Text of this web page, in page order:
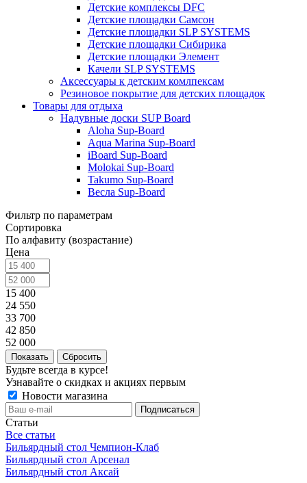
Детские комплексы DFC
Детские площадки Самсон
Детские площадки SLP SYSTEMS
Детские площадки Сибирика
Детские площадки Элемент
Качели SLP SYSTEMS
Аксессуары к детским комлпексам
Резиновое покрытие для детских площадок
Товары для отдыха
Надувные доски SUP Board
Aloha Sup-Board
Aqua Marina Sup-Board
iBoard Sup-Board
Molokai Sup-Board
Takumo Sup-Board
Весла Sup-Board
Фильтр по параметрам
Сортировка
По алфавиту (возрастание)
Цена
15 400
24 550
33 700
42 850
52 000
Сбросить
Будьте всегда в курсе!
Узнавайте о скидках и акциях первым
Новости магазина
Статьи
Все статьи
Бильярдный стол Чемпион-Клаб
Бильярдный стол Арсенал
Бильярдный стол Аксай